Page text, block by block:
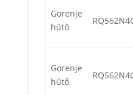
Gorenje
hűtő
Gorenje
hűtő